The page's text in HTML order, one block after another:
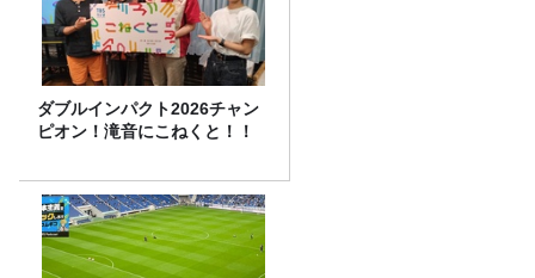
ダブルインパクト2026チャン
ピオン！滝音にこねくと！！